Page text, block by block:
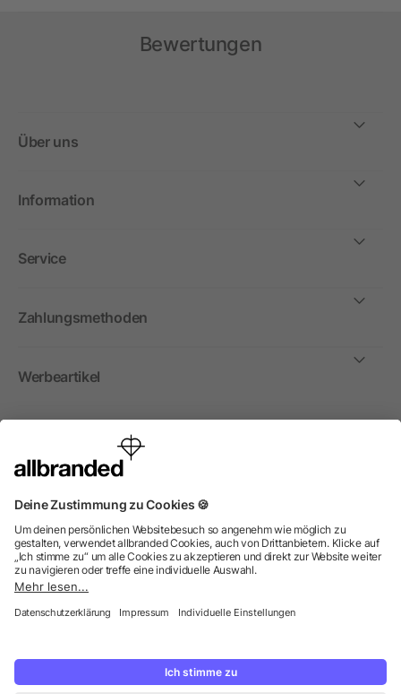
Bewertungen
Über uns
Information
Service
Zahlungsmethoden
Werbeartikel
International
Wir verkaufen Werbeartikel, Werbemittel und
Vereine. Alle Preise zzgl. MwSt.